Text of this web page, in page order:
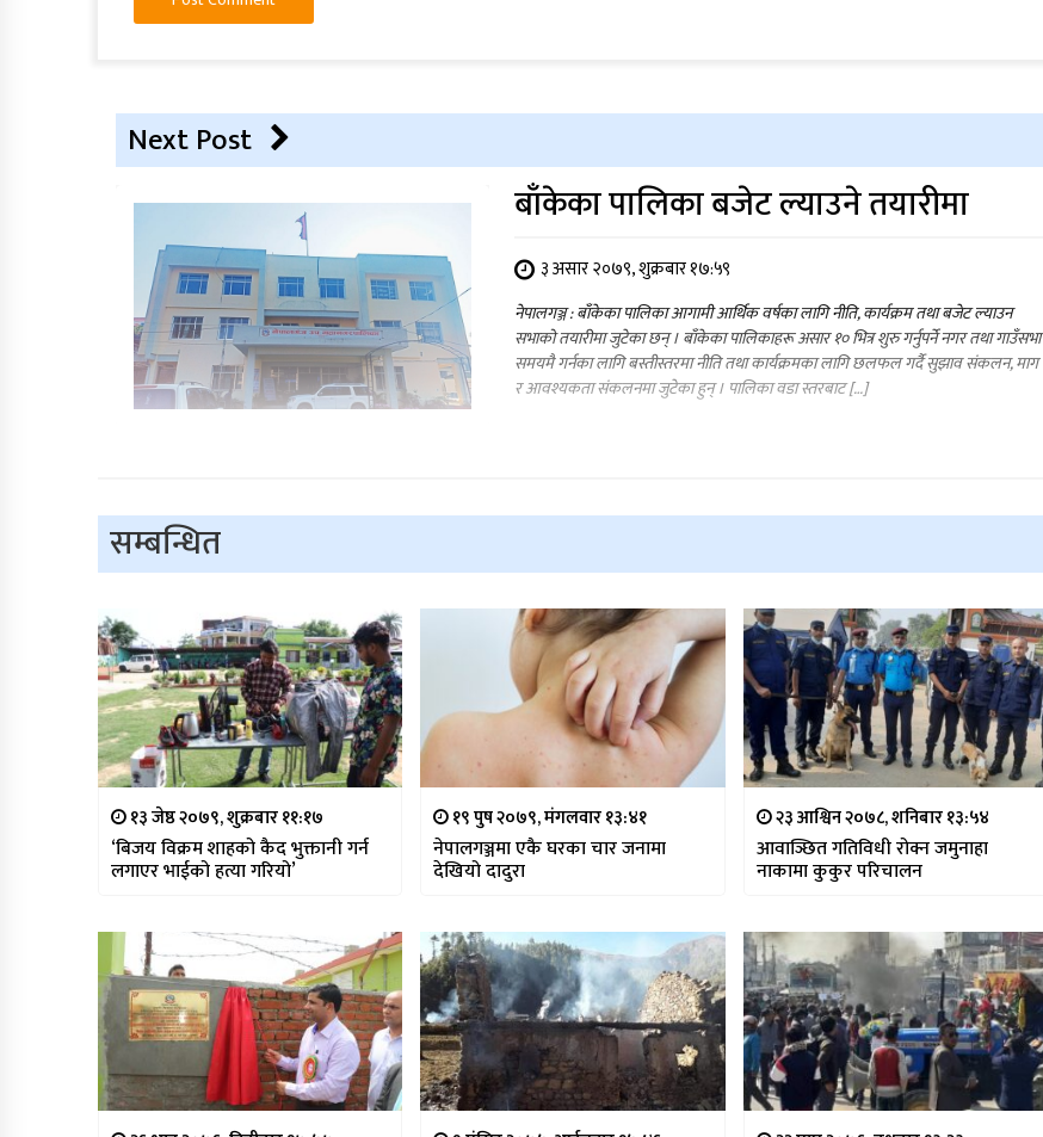
Next Post
बाँकेका पालिका बजेट ल्याउने तयारीमा
३ असार २०७९, शुक्रबार १७:५९
नेपालगञ्ज : बाँकेका पालिका आगामी आर्थिक वर्षका लागि नीति, कार्यक्रम तथा बजेट ल्याउन
सभाको तयारीमा जुटेका छन् । बाँकेका पालिकाहरू असार १० भित्र शुरु गर्नुपर्ने नगर तथा गाउँसभा
समयमै गर्नका लागि बस्तीस्तरमा नीति तथा कार्यक्रमका लागि छलफल गर्दै सुझाव संकलन, माग
र आवश्यकता संकलनमा जुटेका हुन् । पालिका वडा स्तरबाट […]
सम्बन्धित
१३ जेष्ठ २०७९, शुक्रबार ११:१७
‘बिजय विक्रम शाहको कैद भुक्तानी गर्न
लगाएर भाईको हत्या गरियो’
१९ पुष २०७९, मंगलवार १३:४१
नेपालगञ्जमा एकै घरका चार जनामा
देखियो दादुरा
२३ आश्विन २०७८, शनिबार १३:५४
आवाञ्छित गतिविधी रोक्न जमुनाहा
नाकामा कुकुर परिचालन